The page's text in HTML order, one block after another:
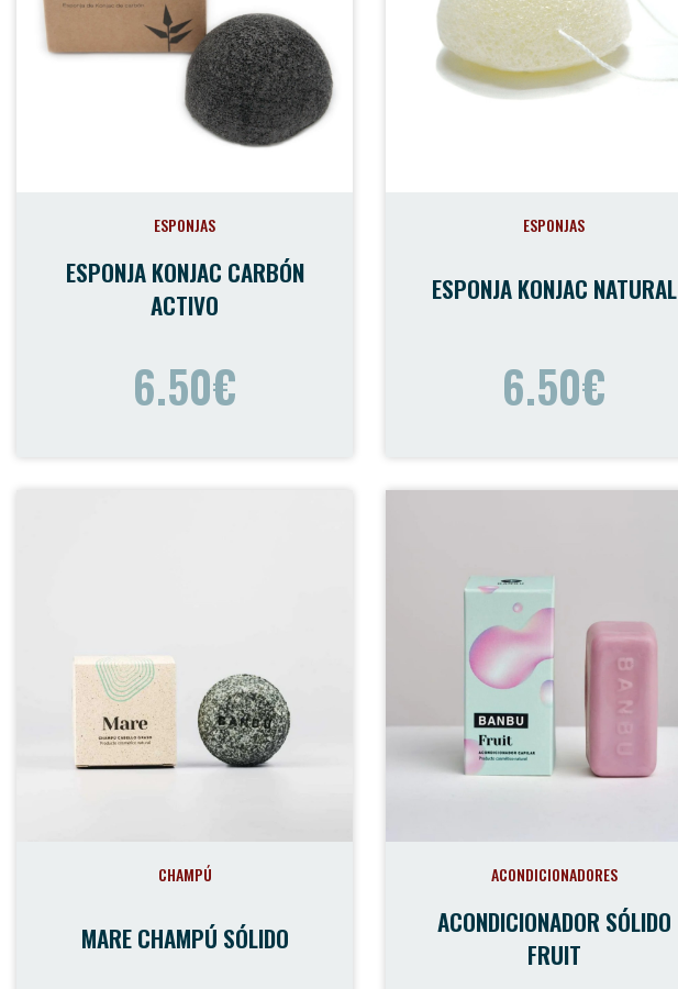
ESPONJAS
ESPONJA KONJAC CARBÓN
ACTIVO
6.50€
ESPONJAS
ESPONJA KONJAC NATURAL
6.50€
CHAMPÚ
MARE CHAMPÚ SÓLIDO
ACONDICIONADORES
ACONDICIONADOR SÓLIDO
FRUIT